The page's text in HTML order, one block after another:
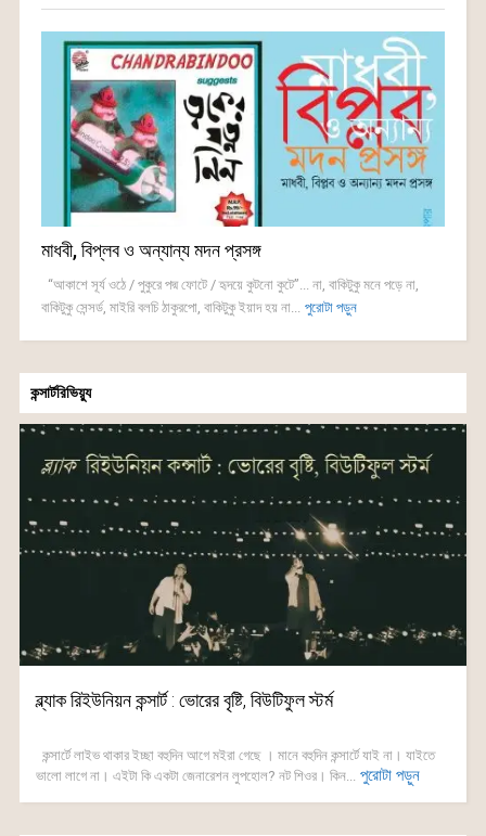
মাধবী, বিপ্লব ও অন্যান্য মদন প্রসঙ্গ
“আকাশে সূর্য ওঠে / পুকুরে পদ্ম ফোটে / হৃদয়ে কুটনো কুটে”... না, বাকিটুকু মনে পড়ে না,
বাকিটুকু সেন্সর্ড, মাইরি বলচি ঠাকুরপো, বাকিটুকু ইয়াদ হয় না... পুরোটা পড়ুন
কন্সার্টরিভিয়্যু
ব্ল্যাক রিইউনিয়ন কন্সার্ট : ভোরের বৃষ্টি, বিউটিফুল স্টর্ম
কন্সার্টে লাইভ থাকার ইচ্ছা বহুদিন আগে মইরা গেছে । মানে বহুদিন কন্সার্টে যাই না। যাইতে
ভালো লাগে না। এইটা কি একটা জেনারেশন লুপহোল? নট শিওর। কিন...
পুরোটা পড়ুন